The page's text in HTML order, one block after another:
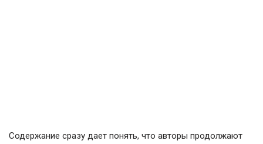
Содержание сразу дает понять, что авторы продолжают